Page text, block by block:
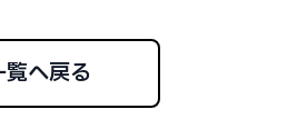
覧へ戻る